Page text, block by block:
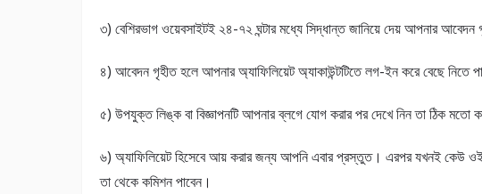
৩) বেশিরভাগ ওয়েবসাইটই ২৪-৭২ ঘন্টার মধ্যে সিদ্ধান্ত জানিয়ে দেয় আপনার আবেদন
৪) আবেদন গৃহীত হলে আপনার অ্যাফিলিয়েট অ্যাকাউন্টটিতে লগ-ইন করে বেছে
৫) উপযুক্ত লিঙ্ক বা বিজ্ঞাপনটি আপনার ব্লগে যোগ করার পর দেখে নিন তা ঠিক মতো
৬) অ্যাফিলিয়েট হিসেবে আয় করার জন্য আপনি এবার প্রস্তুত। এরপর যখনই কেউ ওই
তা থেকে কমিশন পাবেন।